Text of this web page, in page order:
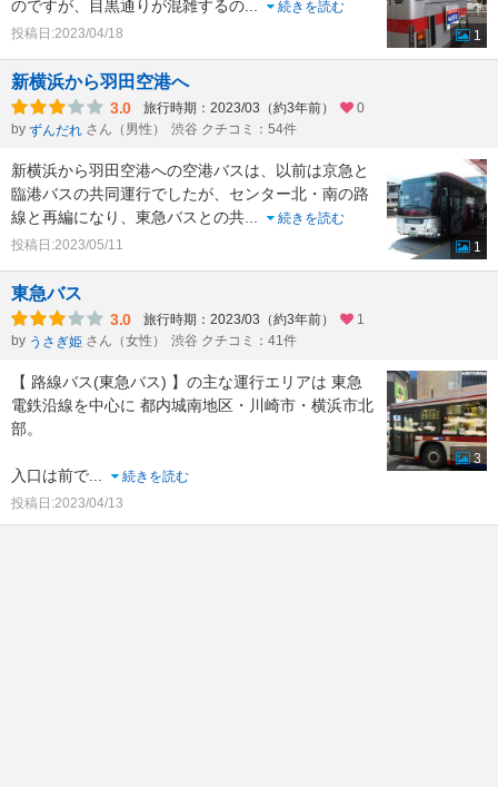
のですが、目黒通りが混雑するの
続きを読む
投稿日:2023/04/18
1
新横浜から羽田空港へ
3.0 旅行時期：2023/03（約3年前）
0
by ずんだれ さん（男性） 渋谷 クチコミ：54件
新横浜から羽田空港への空港バスは、以前は京急と
臨港バスの共同運行でしたが、センター北・南の路
線と再編になり、東急バスとの共
続きを読む
投稿日:2023/05/11
1
東急バス
3.0 旅行時期：2023/03（約3年前）
1
by うさぎ姫 さん（女性） 渋谷 クチコミ：41件
【 路線バス(東急バス) 】の主な運行エリアは 東急
電鉄沿線を中心に 都内城南地区・川崎市・横浜市北
部。
入口は前で
続きを読む
投稿日:2023/04/13
3